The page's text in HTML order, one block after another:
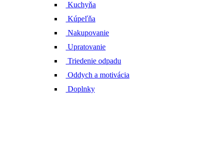
Kuchyňa
Kúpeľňa
Nakupovanie
Upratovanie
Triedenie odpadu
Oddych a motivácia
Doplnky